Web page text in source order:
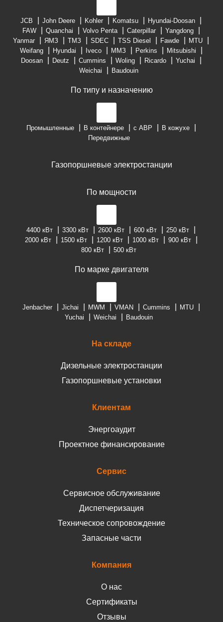
JCB John Deere Kohler Komatsu
Hyundai-Doosan
FAW
Quanchai Volvo Penta Caterpillar
Yangdong
Yanmar
ЯМЗ ТМЗ SDEC TSS Diesel Fawde
MTU
Weifang
Hyundai Iveco ММЗ Perkins
Mitsubishi
Doosan
Deutz Cummins Woling Ricardo
Yuchai
Weichai
Baudouin
По типу и назначению
Промышленные В контейнере с АВР
В кожухе
Передвижные
Газопоршневые электростанции
По мощности
4400 кВт 3300 кВт 2600 кВт 600 кВт
250 кВт
2000 кВт
1500 кВт 1200 кВт 1000 кВт
900 кВт
800 кВт
500 кВт
По марке двигателя
Jenbacher Jichai MWM VMAN Cummins
MTU
Yuchai
Weichai Baudouin
На складе
Дизельные электростанции
Газопоршневые установки
Клиентам
Энергоаудит
Проектное финансирование
Сервис
Сервисное обслуживание
Диспетчеризация
Техническое сопровождение
Запасные части
Компания
О нас
Сертификаты
Отзывы